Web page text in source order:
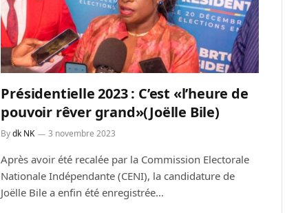
Présidentielle 2023 : C’est «l’heure de
pouvoir rêver grand»(Joëlle Bile)
By dk NK 3 novembre 2023
Après avoir été recalée par la Commission Electorale
Nationale Indépendante (CENI), la candidature de
Joëlle Bile a enfin été enregistrée…